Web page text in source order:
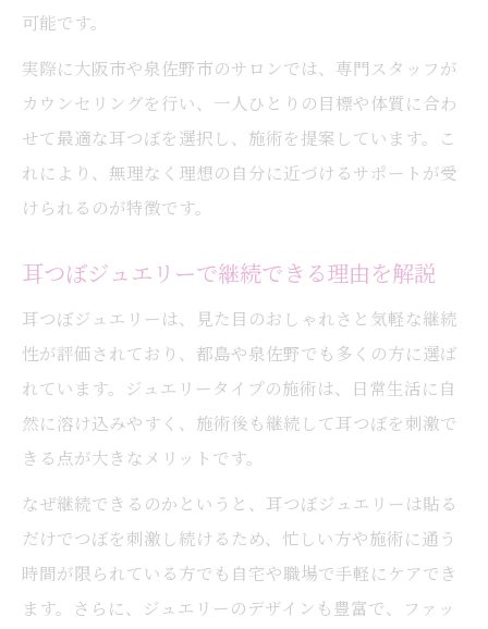
可能です。
実際に大阪市や泉佐野市のサロンでは、専門スタッフが
カウンセリングを行い、一人ひとりの目標や体質に合わ
せて最適な耳つぼを選択し、施術を提案しています。こ
れにより、無理なく理想の自分に近づけるサポートが受
けられるのが特徴です。
耳つぼジュエリーで継続できる理由を解説
耳つぼジュエリーは、見た目のおしゃれさと気軽な継続
性が評価されており、都島や泉佐野でも多くの方に選ば
れています。ジュエリータイプの施術は、日常生活に自
然に溶け込みやすく、施術後も継続して耳つぼを刺激で
きる点が大きなメリットです。
なぜ継続できるのかというと、耳つぼジュエリーは貼る
だけでつぼを刺激し続けるため、忙しい方や施術に通う
時間が限られている方でも自宅や職場で手軽にケアでき
ます。さらに、ジュエリーのデザインも豊富で、ファッ